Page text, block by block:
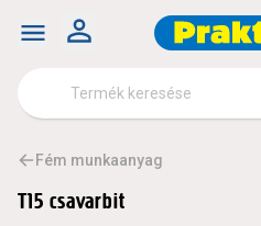
Fém munkaanyag
T15 csavarbit